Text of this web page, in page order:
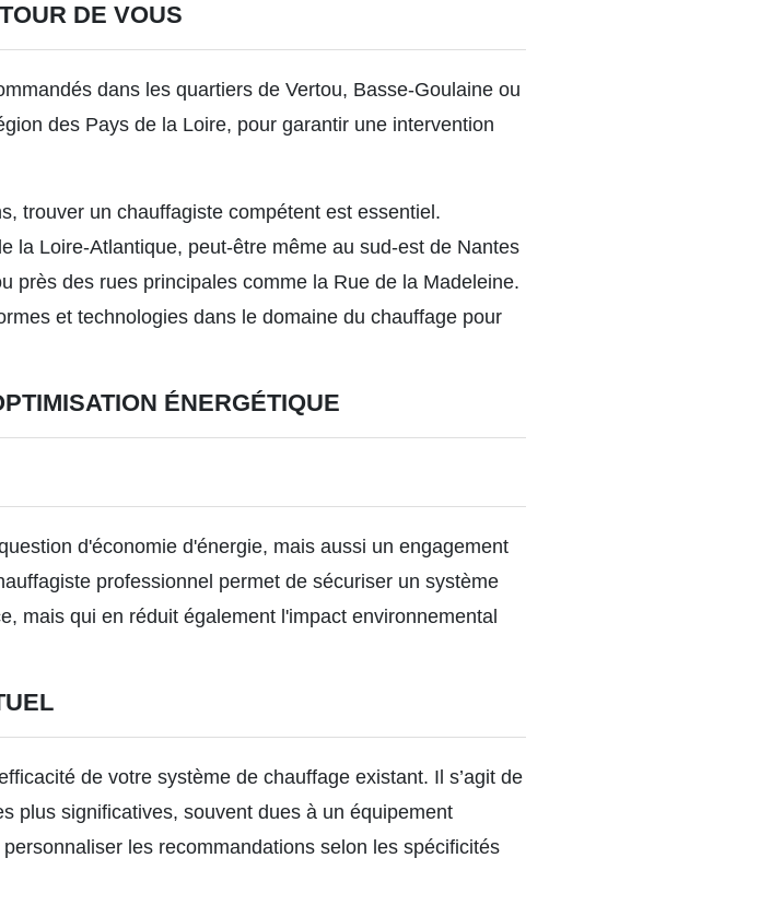
DE VOUS
dans les quartiers de Vertou, Basse-Goulaine ou
des Pays de la Loire, pour garantir une intervention
trouver un chauffagiste compétent est essentiel.
la Loire-Atlantique, peut-être même au sud-est de Nantes
près des rues principales comme la Rue de la Madeleine.
et technologies dans le domaine du chauffage pour
ÉNERGÉTIQUE
d'économie d'énergie, mais aussi un engagement
professionnel permet de sécuriser un système
mais qui en réduit également l'impact environnemental
de votre système de chauffage existant. Il s’agit de
plus significatives, souvent dues à un équipement
les recommandations selon les spécificités